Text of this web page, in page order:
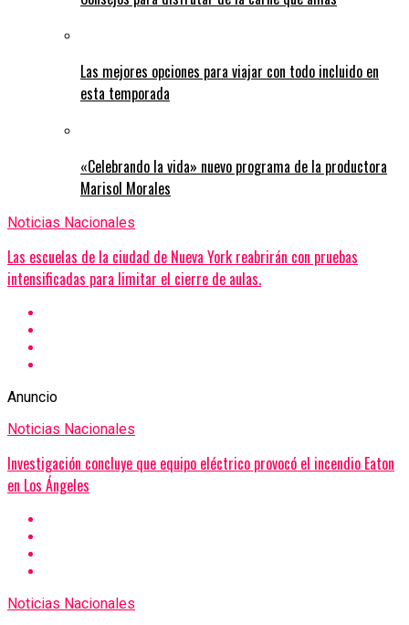
Las mejores opciones para viajar con todo incluido en
esta temporada
«Celebrando la vida» nuevo programa de la productora
Marisol Morales
Noticias Nacionales
Las escuelas de la ciudad de Nueva York reabrirán con pruebas
intensificadas para limitar el cierre de aulas.
Anuncio
Noticias Nacionales
Investigación concluye que equipo eléctrico provocó el incendio Eaton
en Los Ángeles
Noticias Nacionales